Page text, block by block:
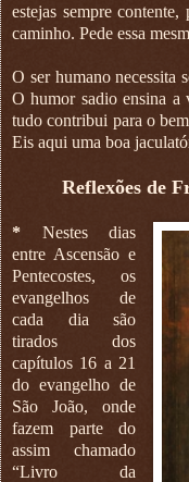
estejas sempre
caminho. Pede essa
O ser humano necessita
O humor sadio ensina a
tudo contribui para o
Eis aqui uma boa
Reflexões de
* Nestes dias
entre Ascensão e
Pentecostes, os
evangelhos de
cada dia são
tirados dos
capítulos 16 a 21
do evangelho de
São João, onde
fazem parte do
assim chamado
“Livro da